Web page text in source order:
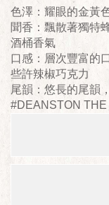
色澤：耀眼的金黃
聞香：飄散著獨特
酒桶香氣
口感：層次豐富的
些許辣椒巧克力
尾韻：悠長的尾韻
#DEANSTON